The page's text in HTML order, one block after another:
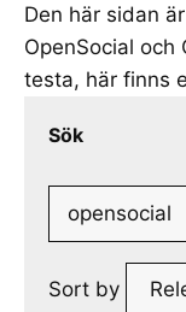
Den här sidan
OpenSocial och
testa, här finns
Sök
Sort by